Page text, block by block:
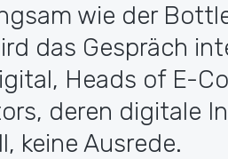
wie der
das Gespräch
Heads of E-
deren digitale
keine Ausrede.